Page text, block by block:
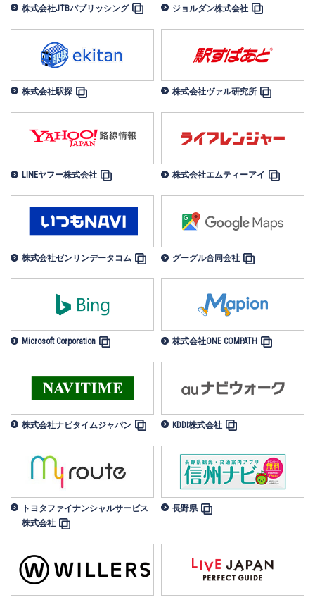
株式会社JTBパブリッシング ジョルダン株式会社
株式会社駅探 株式会社ヴァル研究所
LINEヤフー株式会社 株式会社エムティーアイ
株式会社ゼンリンデータコム グーグル合同会社
Microsoft Corporation 株式会社ONE COMPATH
株式会社ナビタイムジャパン KDDI株式会社
トヨタファイナンシャルサービス
株式会社
長野県